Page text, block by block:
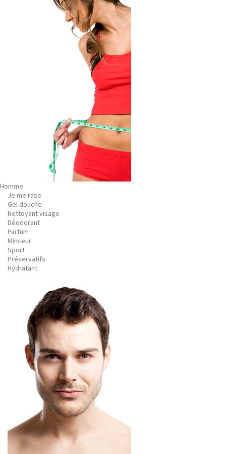
Homme
Je me rase
Gel douche
Nettoyant visage
Déodorant
Parfum
Minceur
Sport
Préservatifs
Hydratant